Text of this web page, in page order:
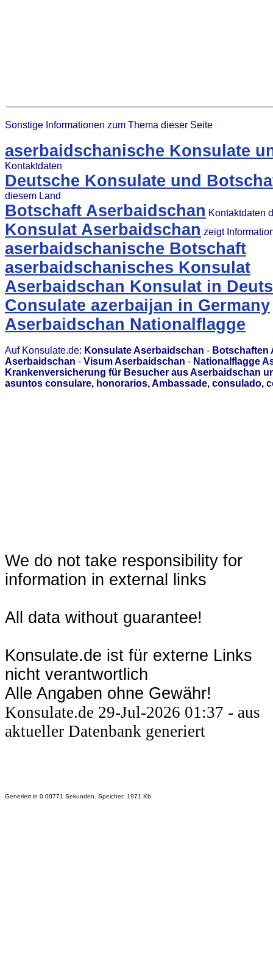
Sonstige Informationen zum Thema dieser Seite
aserbaidschanische Konsulate
Kontaktdaten
Deutsche Konsulate und
diesem Land
Botschaft Aserbaidschan Kontaktdaten
Konsulat Aserbaidschan zeigt
aserbaidschanische Botschaft
aserbaidschanisches Konsulat
Aserbaidschan Konsulat in
Consulate azerbaijan in Germany
Aserbaidschan Nationalflagge
Auf Konsulate.de: Konsulate Aserbaidschan - Botschaften
Aserbaidschan - Visum Aserbaidschan - Nationalflagge
Krankenversicherung für Besucher aus Aserbaidschan
asuntos consulare, honorarios, Ambassade, consulado,
We do not take responsibility for
information in external links
All data without guarantee!
Konsulate.de ist für externe Links
nicht verantwortlich
Alle Angaben ohne Gewähr!
Konsulate.de 29-Jul-2026 01:37 - aus
aktueller Datenbank generiert
Generiert in 0.00771 Sekunden. Speicher: 1971 Kb